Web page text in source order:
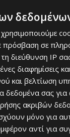
στις 20.00
πρόσβαση σε
διεύθυνση IP
διαφημίσεις
και βελτίωση
δεδομένα σας
ακριβών
μόνο για
αντί για